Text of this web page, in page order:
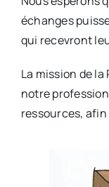
échanges
qui recevront
La mission de la
notre
ressources,